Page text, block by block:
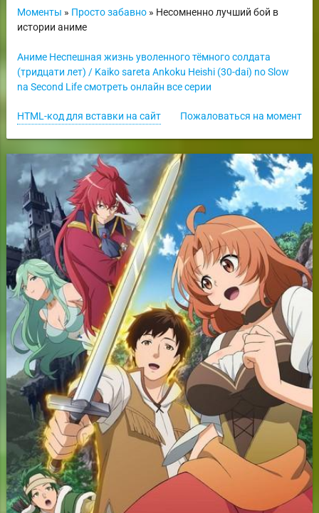
Моменты » Просто забавно» Несомненно лучший бой в
истории аниме
Аниме Неспешная жизнь уволенного тёмного солдата
(тридцати лет) / Kaiko sareta Ankoku Heishi (30-dai) no Slow
na Second Life смотреть онлайн все серии
Пожаловаться на момент
HTML-код для вставки на сайт